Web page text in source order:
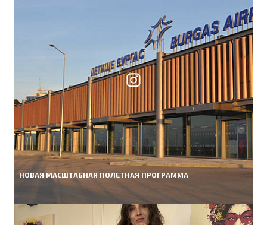
НОВАЯ МАСШТАБНАЯ ПОЛЕТНАЯ ПРОГРАММА